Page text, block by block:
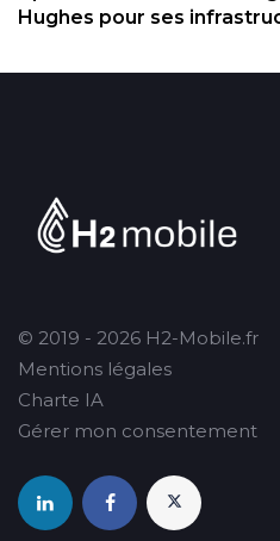
Hughes pour ses
© 2019 - 2026 H2-Mobile.fr
Mentions légales
Charte IA
Gérer mon consentement